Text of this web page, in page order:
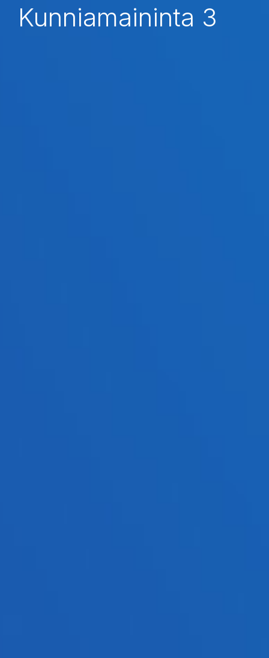
Kunniamaininta 3